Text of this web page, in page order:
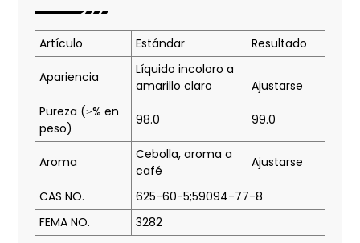
Artículo Estándar Resultado
Apariencia
Líquido incoloro a
amarillo claro
Ajustarse
Pureza (≥% en
peso)
98.0 99.0
Aroma
Cebolla, aroma a
café
Ajustarse
CAS NO.
625-60-5;59094-77-8
FEMA NO.
3282